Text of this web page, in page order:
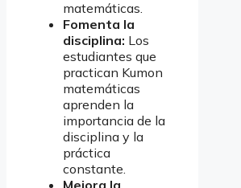
matemáticas.
Fomenta la
disciplina: Los
estudiantes que
practican Kumon
matemáticas
aprenden la
importancia de la
disciplina y la
práctica
constante.